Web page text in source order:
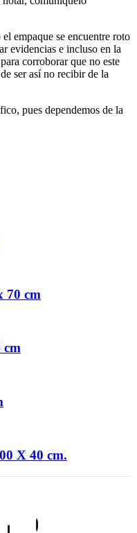
empaque se encuentre roto
evidencias e incluso en la
corroborar que no este
ser así no recibir de la
o, pues dependemos de la
70 cm
X 40 cm.